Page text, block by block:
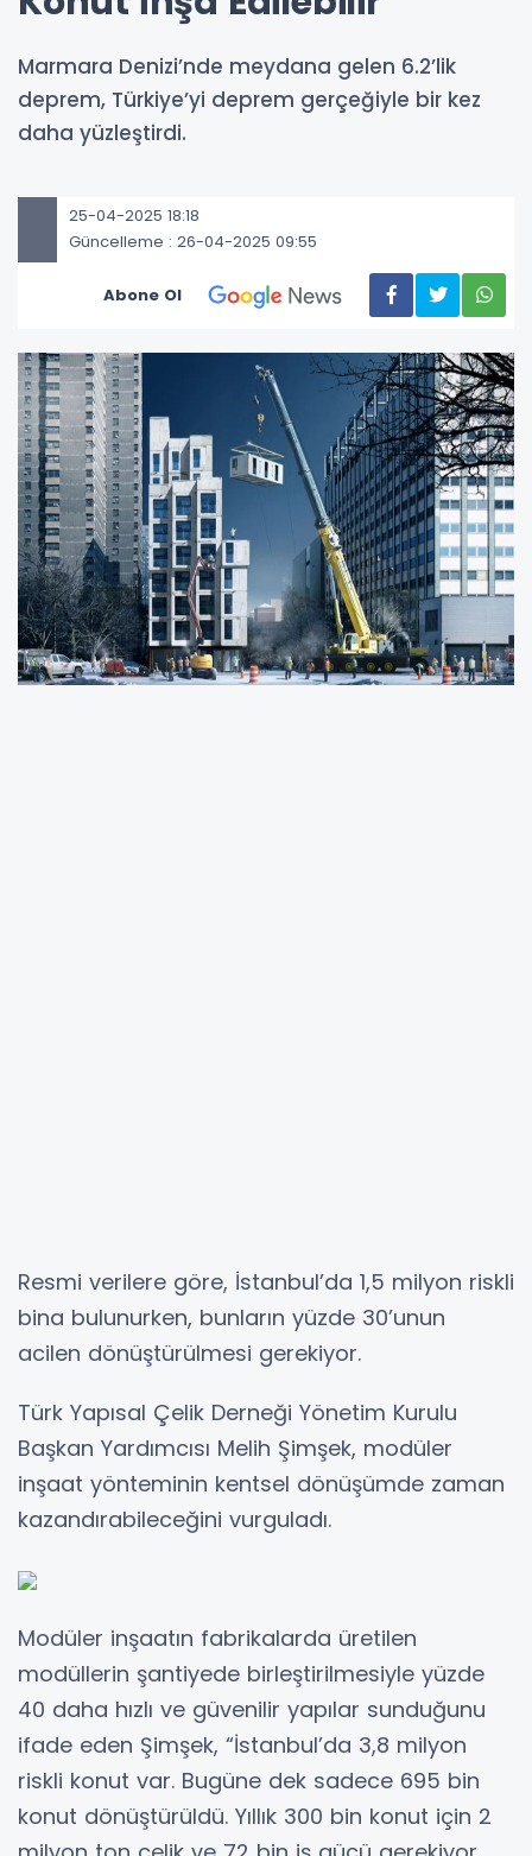
Marmara Denizi’nde meydana gelen 6.2’lik
deprem, Türkiye’yi deprem gerçeğiyle bir kez
daha yüzleştirdi.
25-04-2025 18:18
Güncelleme : 26-04-2025 09:55
Abone Ol
Resmi verilere göre, İstanbul’da 1,5 milyon riskli
bina bulunurken, bunların yüzde 30’unun
acilen dönüştürülmesi gerekiyor.
Türk Yapısal Çelik Derneği Yönetim Kurulu
Başkan Yardımcısı Melih Şimşek, modüler
inşaat yönteminin kentsel dönüşümde zaman
kazandırabileceğini vurguladı.
Modüler inşaatın fabrikalarda üretilen
modüllerin şantiyede birleştirilmesiyle yüzde
40 daha hızlı ve güvenilir yapılar sunduğunu
ifade eden Şimşek, “İstanbul’da 3,8 milyon
riskli konut var. Bugüne dek sadece 695 bin
konut dönüştürüldü. Yıllık 300 bin konut için 2